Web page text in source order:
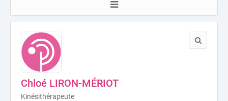
Chloé LIRON-MÉRIOT
Kinésithérapeute